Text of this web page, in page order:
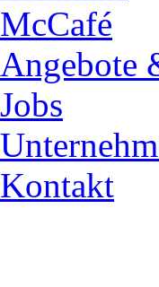
McCafé
Angebote
Jobs
Kontakt